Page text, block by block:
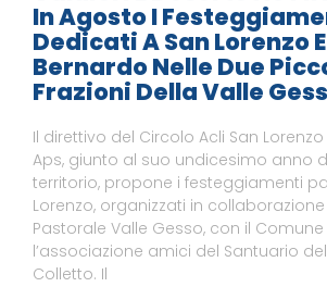
In Agosto I
Dedicati A San Lorenzo
Bernardo Nelle Due
Frazioni Della Valle
Il direttivo del Circolo Acli San
Aps, giunto al suo undicesimo anno
territorio, propone i festeggiamenti
Lorenzo, organizzati in collaborazione
Pastorale Valle Gesso, con il
l’associazione amici del Santuario
Colletto. Il